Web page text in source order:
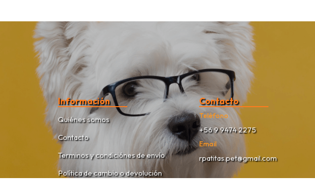
Información
Quiénes somos
Contacto
Terminos y condiciónes de envío
Política de cambio o devolución
Contacto
Teléfono
+56 9 9474 2275
Email
rpatitas.pet@gmail.com